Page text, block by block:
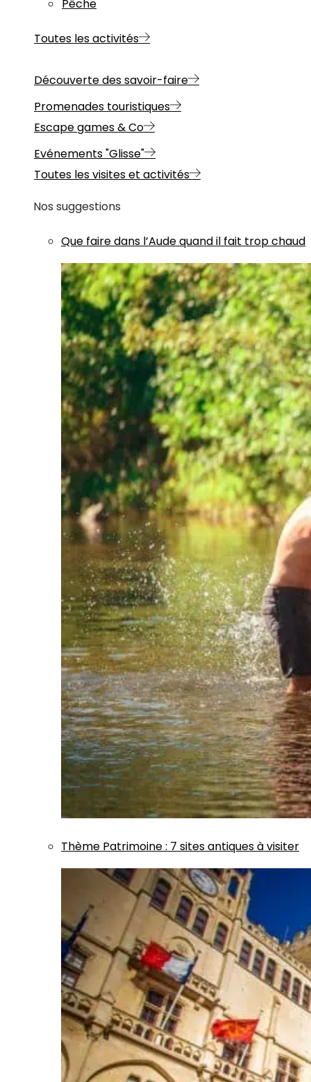
Pêche
Toutes les activités
Découverte des savoir-faire
Promenades touristiques
Escape games & Co
Evénements "Glisse"
Toutes les visites et activités
Nos suggestions
Que faire dans l’Aude quand il fait trop chaud
Thème Patrimoine: 7 sites antiques à visiter